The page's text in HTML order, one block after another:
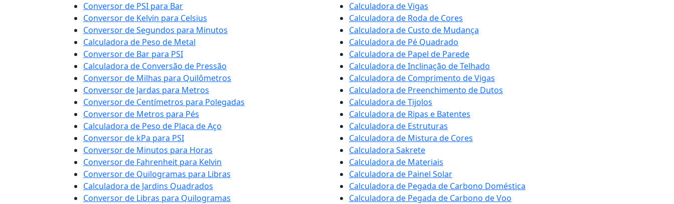
Conversor de PSI para Bar
Conversor de Kelvin para Celsius
Conversor de Segundos para Minutos
Calculadora de Peso de Metal
Conversor de Bar para PSI
Calculadora de Conversão de Pressão
Conversor de Milhas para Quilômetros
Conversor de Jardas para Metros
Conversor de Centímetros para Polegadas
Conversor de Metros para Pés
Calculadora de Peso de Placa de Aço
Conversor de kPa para PSI
Conversor de Minutos para Horas
Conversor de Fahrenheit para Kelvin
Conversor de Quilogramas para Libras
Calculadora de Jardins Quadrados
Conversor de Libras para Quilogramas
Calculadora de Vigas
Calculadora de Roda de Cores
Calculadora de Custo de Mudança
Calculadora de Pé Quadrado
Calculadora de Papel de Parede
Calculadora de Inclinação de Telhado
Calculadora de Comprimento de Vigas
Calculadora de Preenchimento de Dutos
Calculadora de Tijolos
Calculadora de Ripas e Batentes
Calculadora de Estruturas
Calculadora de Mistura de Cores
Calculadora Sakrete
Calculadora de Materiais
Calculadora de Painel Solar
Calculadora de Pegada de Carbono Doméstica
Calculadora de Pegada de Carbono de Voo